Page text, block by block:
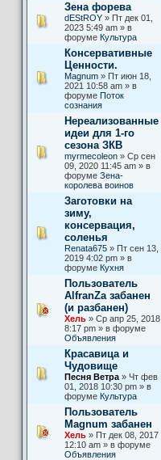
Зена форева
dEStROY » Пт дек 01,
2023 5:49 am » в
форуме Культура
Консервативные
Ценности.
Magnum » Пт июн 18,
2021 10:58 am » в
форуме Поток
сознания
Нереализованные
идеи для 1-го
сезона ЗКВ
myrmecoleon » Ср сен
09, 2020 11:45 am » в
форуме Зена-
королева воинов
Заготовки на
зиму,
консервация,
соленья
Renata675 » Пт сен 13,
2019 4:02 pm » в
форуме Кухня
Пользователь
AlfranZa забанен
(и разбанен)
Хель » Ср апр 25, 2018
8:17 pm » в форуме
Объявления
Красавица и
Чудовище
Песня Ветра » Чт фев
01, 2018 10:30 pm » в
форуме Культура
Пользователь
Magnum забанен
Хель » Пт дек 08, 2017
12:10 am » в форуме
Объявления